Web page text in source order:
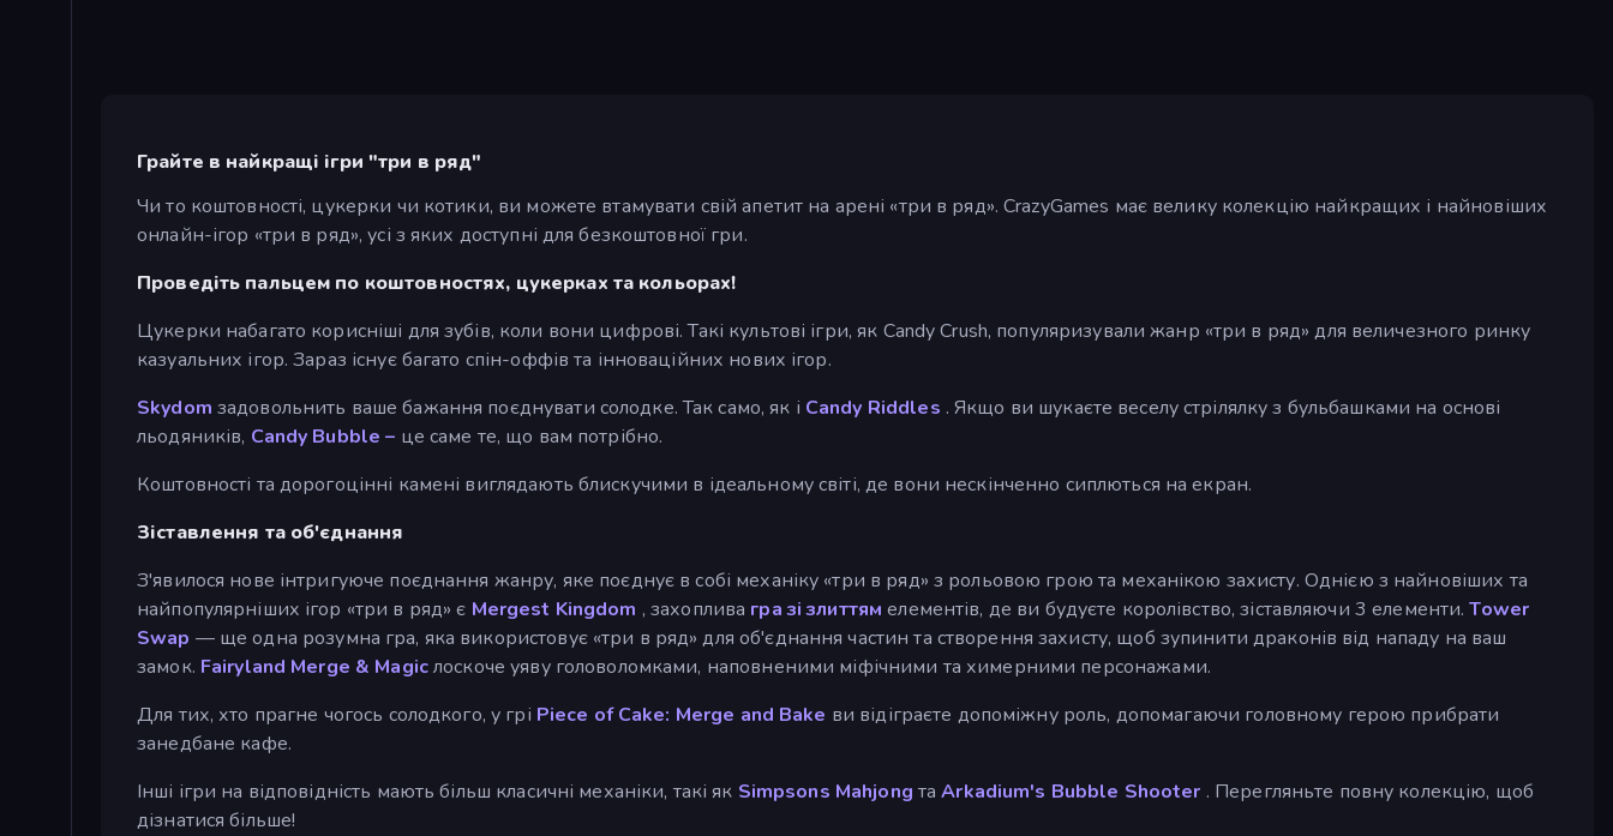
Грайте в найкращі ігри "три в ряд"
Чи то коштовності, цукерки чи котики, ви можете втамувати свій апетит на арені «три в ряд». CrazyGames має велику колекцію найкращих і найновіших
онлайн-ігор «три в ряд», усі з яких доступні для безкоштовної гри.
Проведіть пальцем по коштовностях, цукерках та кольорах!
Цукерки набагато корисніші для зубів, коли вони цифрові. Такі культові ігри, як Candy Crush, популяризували жанр «три в ряд» для величезного ринку
казуальних ігор. Зараз існує багато спін-оффів та інноваційних нових ігор.
Skydom задовольнить ваше бажання поєднувати солодке. Так само, як і Candy Riddles . Якщо ви шукаєте веселу стрілялку з бульбашками на основі
льодяників, Candy Bubble – це саме те, що вам потрібно.
Коштовності та дорогоцінні камені виглядають блискучими в ідеальному світі, де вони нескінченно сиплються на екран.
Зіставлення та об'єднання
З'явилося нове інтригуюче поєднання жанру, яке поєднує в собі механіку «три в ряд» з рольовою грою та механікою захисту. Однією з найновіших та
найпопулярніших ігор «три в ряд» є Mergest Kingdom , захоплива гра зі злиттям елементів, де ви будуєте королівство, зіставляючи 3 елементи.Tower
Swap — ще одна розумна гра, яка використовує «три в ряд» для об'єднання частин та створення захисту, щоб зупинити драконів від нападу на ваш
замок. Fairyland Merge & Magicлоскоче уяву головоломками, наповненими міфічними та химерними персонажами.
Для тих, хто прагне чогось солодкого, у грі Piece of Cake: Merge and Bake ви відіграєте допоміжну роль, допомагаючи головному герою прибрати
занедбане кафе.
Інші ігри на відповідність мають більш класичні механіки, такі як Simpsons Mahjong таArkadium's Bubble Shooter . Перегляньте повну колекцію, щоб
дізнатися більше!